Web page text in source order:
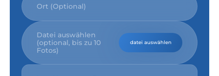
Datei auswählen
(optional, bis zu 10
Fotos)
datei auswählen